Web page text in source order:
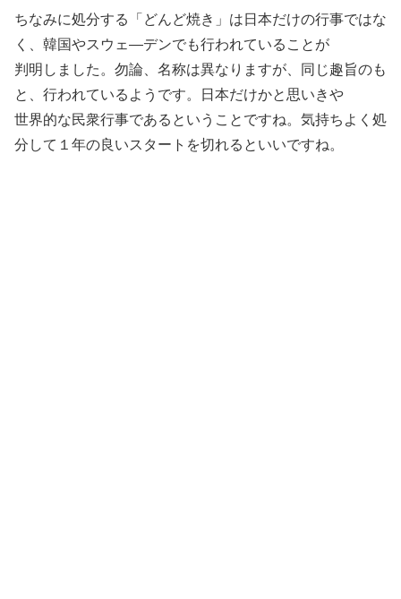
ちなみに処分する「どんど焼き」は日本だけの行事ではな
く、韓国やスウェ―デンでも行われていることが
判明しました。勿論、名称は異なりますが、同じ趣旨のも
と、行われているようです。日本だけかと思いきや
世界的な民衆行事であるということですね。気持ちよく処
分して１年の良いスタートを切れるといいですね。